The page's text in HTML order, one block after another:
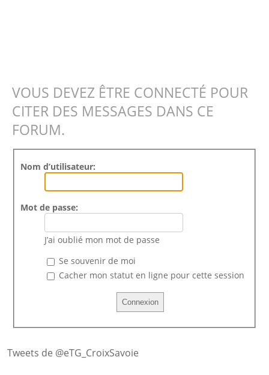
VOUS DEVEZ ÊTRE CONNECTÉ POUR
CITER DES MESSAGES DANS CE
FORUM.
Nom d’utilisateur:
Mot de passe:
J’ai oublié mon mot de passe
Se souvenir de moi
Cacher mon statut en ligne pour cette session
Tweets de @eTG_CroixSavoie